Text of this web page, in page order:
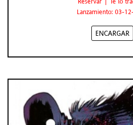
Lanzamiento: 03-
ENCARGAR